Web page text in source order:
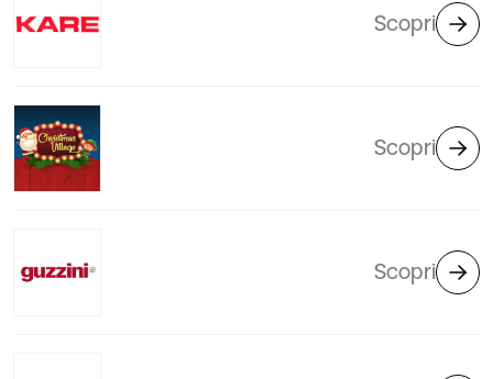
Scopri
Scopri
Scopri